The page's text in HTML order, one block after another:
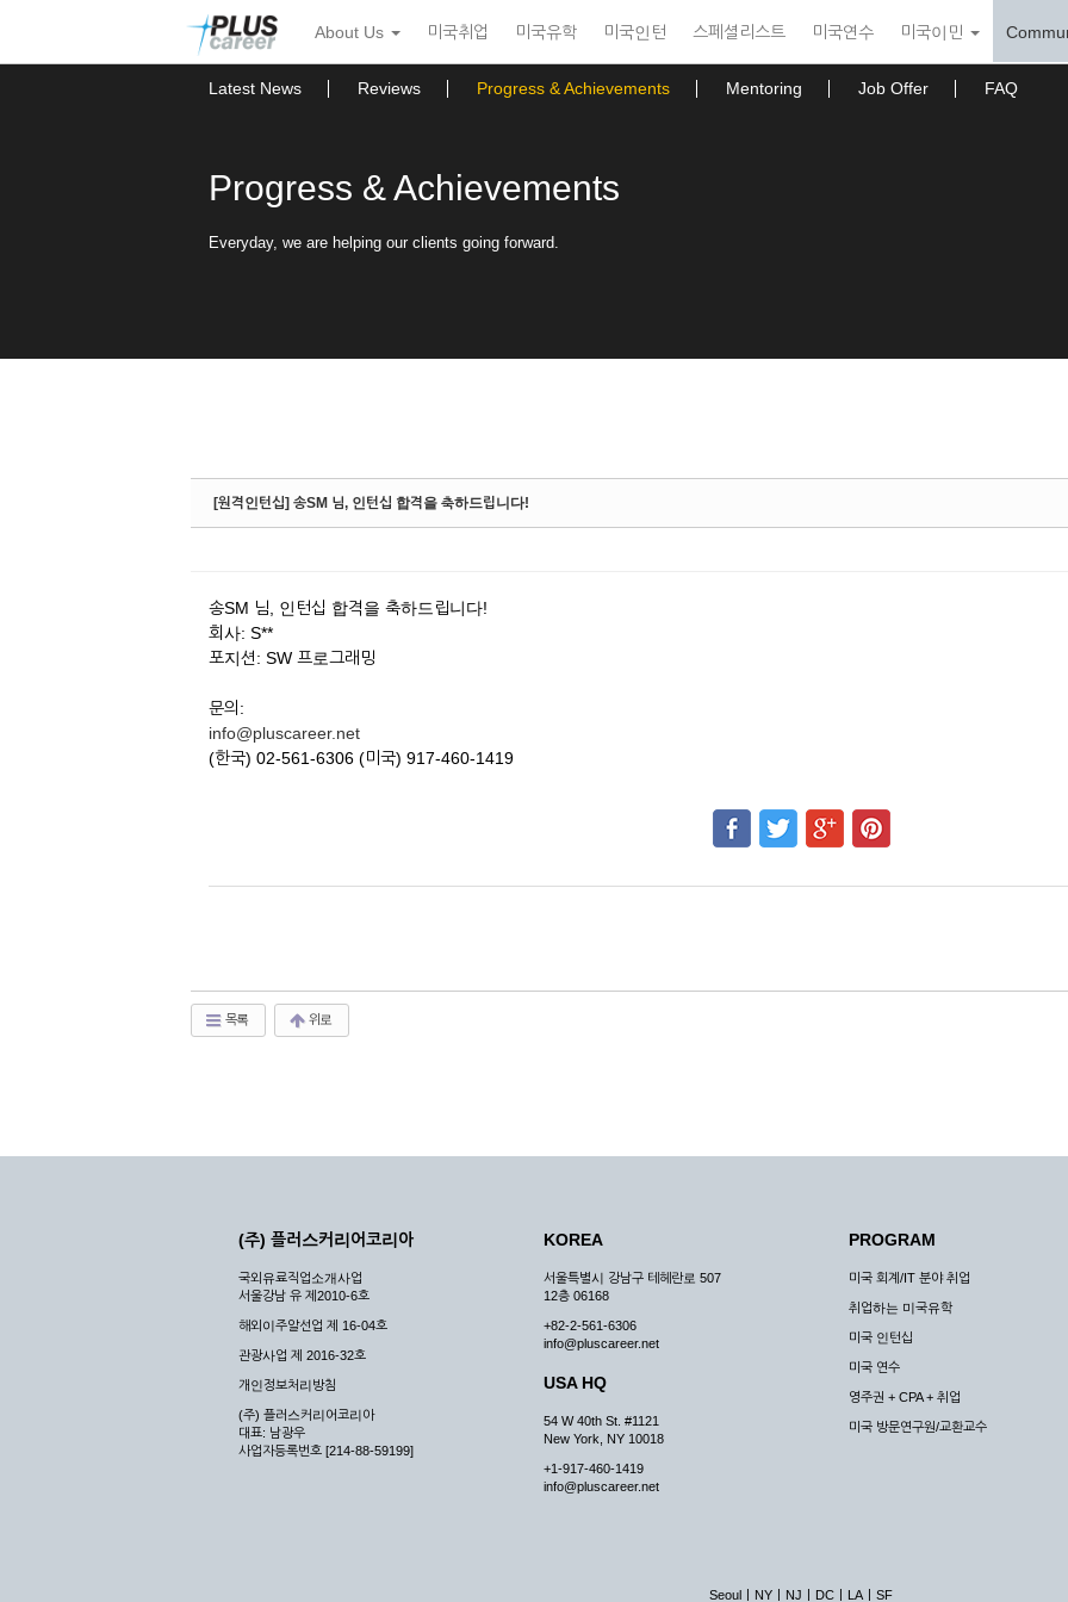
뉴
토
About Us 미국취업 미국유학 미국인턴 스페셜리스트 미국연수 미국이민
Latest News Reviews Progress & Achievements Mentoring Job Offer FAQ
Progress & Achievements
Everyday, we are helping our clients going forward.
[원격인턴십] 송SM 님, 인턴십 합격을 축하드립니다!
송SM 님, 인턴십 합격을 축하드립니다!
회사: S**
포지션: SW 프로그래밍
문의:
info@pluscareer.net
(한국) 02-561-6306 (미국) 917-460-1419
목록 위로
(주) 플러스커리어코리아
국외유료직업소개사업
서울강남 유 제2010-6호
해외이주알선업 제 16-04호
관광사업 제 2016-32호
개인정보처리방침
(주) 플러스커리어코리아
대표: 남광우
사업자등록번호 [214-88-59199]
KOREA
서울특별시 강남구 테헤란로 507
12층 06168
+82-2-561-6306
info@pluscareer.net
USA HQ
54 W 40th St. #1121
New York, NY 10018
+1-917-460-1419
info@pluscareer.net
PROGRAM
미국 회계/IT 분야 취업
취업하는 미국유학
미국 인턴십
미국 연수
영주권 + CPA + 취업
미국 방문연구원/교환교수
Seoul NY NJ DC LA SF